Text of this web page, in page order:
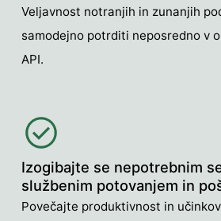
Veljavnost notranjih in zunanjih
samodejno potrditi neposredno v
API.
Izogibajte se nepotrebnim
službenim potovanjem in
Povečajte produktivnost in